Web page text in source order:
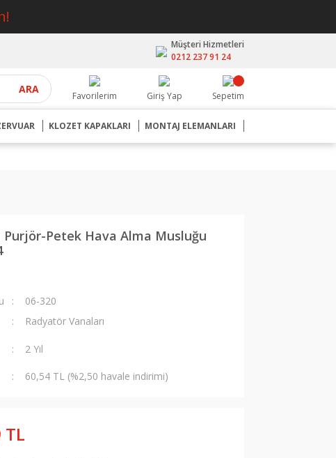
Müşteri Hizmetleri
0212 237 91 24
ARA
Favorilerim Giriş Yap Sepetim
KLOZET KAPAKLARI MONTAJ ELEMANLARI
Purjör-Petek Hava Alma Musluğu
06-320
Radyatör Vanaları
2 Yıl
60,54 TL (%2,50 havale indirimi)
TL